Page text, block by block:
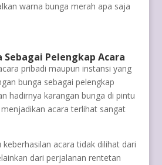
warna bunga merah apa saja
Sebagai Pelengkap Acara
pribadi maupun instansi yang
bunga sebagai pelengkap
hadirnya karangan bunga di pintu
acara terlihat sangat
acara tidak dilihat dari
dari perjalanan rentetan